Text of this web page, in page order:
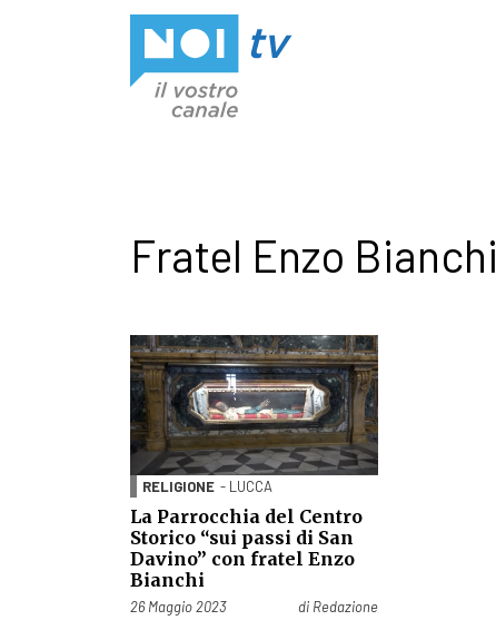
Fratel Enzo Bianchi
RELIGIONE - LUCCA
La Parrocchia del Centro
Storico “sui passi di San
Davino” con fratel Enzo
Bianchi
Pubblicato il
26 Maggio 2023 di Redazione